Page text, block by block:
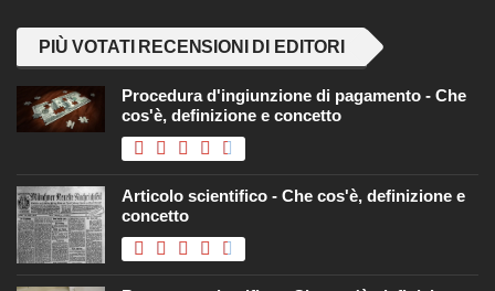
PIÙ VOTATI RECENSIONI DI EDITORI
Procedura d'ingiunzione di pagamento - Che
cos'è, definizione e concetto
Articolo scientifico - Che cos'è, definizione e
concetto